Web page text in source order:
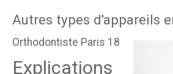
Autres types d'appareils
Orthodontiste Paris 18
Explications